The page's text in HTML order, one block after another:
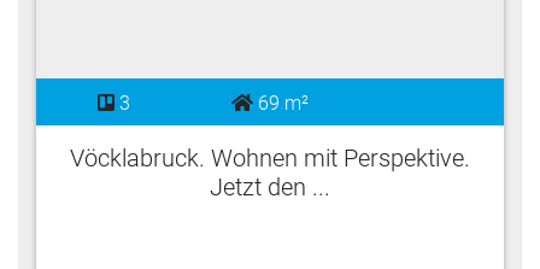
3 69 m²
Vöcklabruck. Wohnen mit Perspektive.
Jetzt den ...